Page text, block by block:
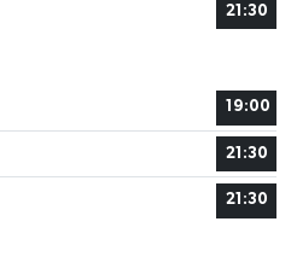
21:30
19:00
21:30
21:30